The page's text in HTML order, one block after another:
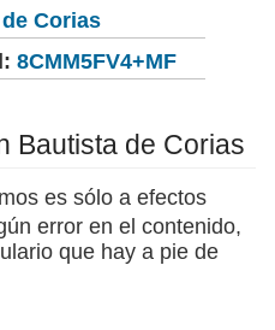
Corias
8CMM5FV4+MF
Bautista de Corias
es sólo a efectos
error en el contenido,
que hay a pie de